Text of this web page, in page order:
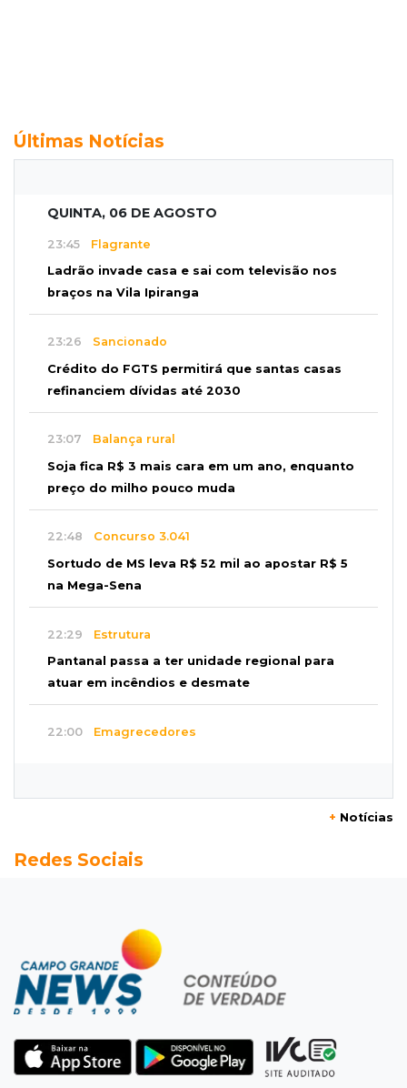
Últimas Notícias
QUINTA, 06 DE AGOSTO
23:45 Flagrante
Ladrão invade casa e sai com televisão nos
braços na Vila Ipiranga
23:26 Sancionado
Crédito do FGTS permitirá que santas casas
refinanciem dívidas até 2030
23:07 Balança rural
Soja fica R$ 3 mais cara em um ano, enquanto
preço do milho pouco muda
22:48 Concurso 3.041
Sortudo de MS leva R$ 52 mil ao apostar R$ 5
na Mega-Sena
22:29 Estrutura
Pantanal passa a ter unidade regional para
atuar em incêndios e desmate
22:00 Emagrecedores
Granizo danifica telhados e plantações
Agregado
Inter perde para o Corinthians mas avança às
quartas da Copa do Brasil
Vitória goleia Athletico-PR por 4 a 0 e avança
às quartas da Copa do Brasil
+ Notícias
Redes Sociais